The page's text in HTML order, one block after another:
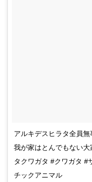
アルキデスヒラタ全員無
我が家はとんでもない大
タクワガタ #クワガタ #
チックアニマル